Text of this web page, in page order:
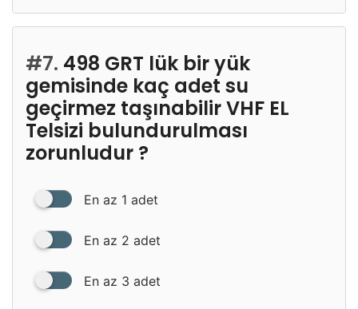
#7. 498 GRT lük bir yük
gemisinde kaç adet su
geçirmez taşınabilir VHF EL
Telsizi bulundurulması
zorunludur ?
En az 1 adet
En az 2 adet
En az 3 adet